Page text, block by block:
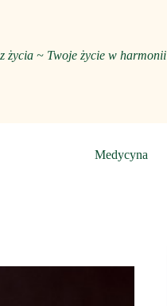
życia ~ Twoje życie w harmonii
Medycyna